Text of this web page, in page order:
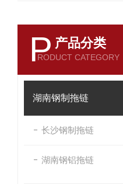
P 产品分类
RODUCT CATEGORY
湖南钢制拖链
长沙钢制拖链
湖南钢铝拖链